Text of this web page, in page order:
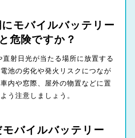
モバイルバッテリー
危険ですか？
射日光が当たる場所に放置する
池の劣化や発火リスクにつなが
内や窓際、屋外の物置などに置
う注意しましょう。
バイルバッテリー